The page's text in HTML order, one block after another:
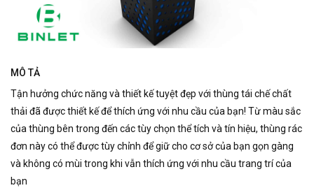
MÔ TẢ
Tận hưởng chức năng và thiết kế tuyệt đẹp với thùng tái chế chất
thải đã được thiết kế để thích ứng với nhu cầu của bạn! Từ màu sắc
của thùng bên trong đến các tùy chọn thể tích và tín hiệu, thùng rác
đơn này có thể được tùy chỉnh để giữ cho cơ sở của bạn gọn gàng
và không có mùi trong khi vẫn thích ứng với nhu cầu trang trí của
bạn